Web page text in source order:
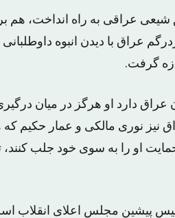
شیعی عراقی به راه انداخت، هم
عراق با دیدن انبوه
گرفت.
دارد او هرگز در میان
نیز نوری مالکی و عمار حکیم که
او را به سوی خود جلب کنند،
پیشین مجلس اعلای انقلاب